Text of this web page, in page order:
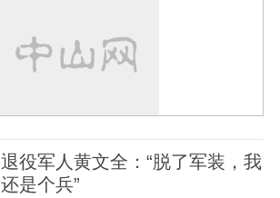
退役军人黄文全：“脱了军装，我
还是个兵”